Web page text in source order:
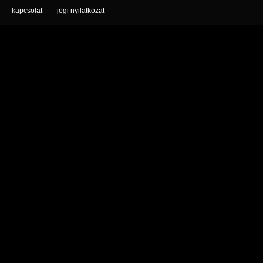
kapcsolat jogi nyilatkozat